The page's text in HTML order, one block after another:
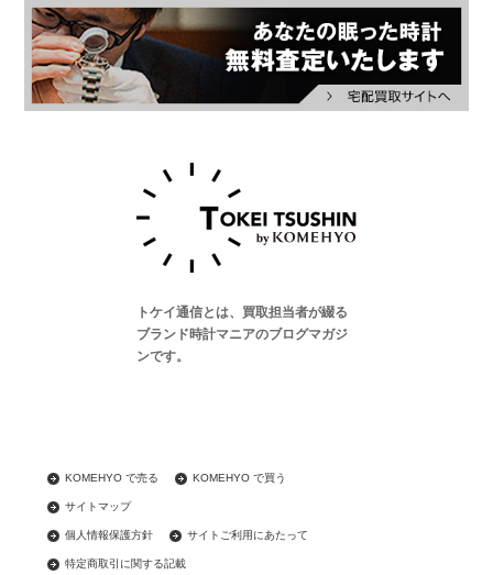
トケイ通信とは、買取担当者が綴る
ブランド時計マニアのブログマガジ
ンです。
KOMEHYO で売る KOMEHYO で買う
サイトマップ
個人情報保護方針 サイトご利用にあたって
特定商取引に関する記載